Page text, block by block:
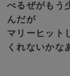
べるぜがもう
んだが
マリーヒット
くれないかな